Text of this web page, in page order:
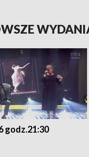
godz.21:30